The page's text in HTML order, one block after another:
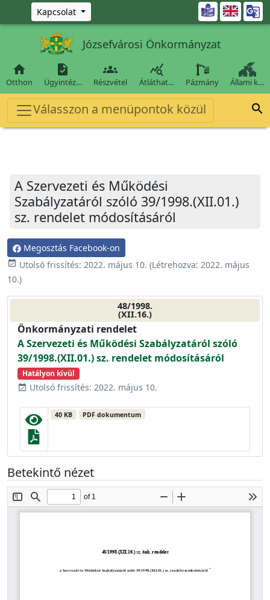
Ugrás a fő tartalomra
Kapcsolat 
Józsefvárosi Önkormányzat

Otthon

Ügyintéz…

Részvétel

Átláthat… Pázmány Állami k…
Válasszon a menüpontok közül 
A Szervezeti és Működési
Szabályzatáról szóló 39/1998.(XII.01.)
sz. rendelet módosításáról
Megosztás Facebook-on
event_available Utolsó frissítés: 2022. május 10. (Létrehozva: 2022. május
10.)
48/1998.
(XII.16.)
Önkormányzati rendelet
A Szervezeti és Működési Szabályzatáról szóló
39/1998.(XII.01.) sz. rendelet módosításáról
Hatályon kívül
event_available Utolsó frissítés: 2022. május 10.
40 KB PDF dokumentum
Betekintő nézet